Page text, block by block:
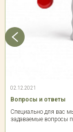
02.12.2021
Вопросы и ответы
Специально для вас
задаваемые вопросы